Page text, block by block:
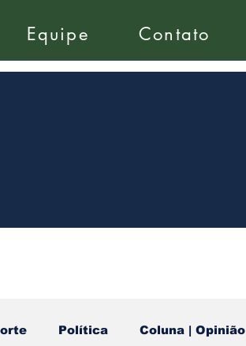
Equipe Contato
Política Coluna | Opinião